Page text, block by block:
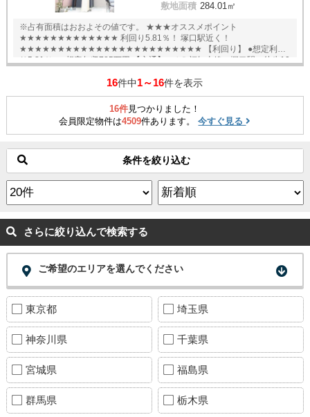
敷地面積 284.01㎡
※占有面積はおおよその値です。 ★★★オススメポイント
★★★★★★★★★★★★★ 利回り5.81％！ 塚口駅近く！
★★★★★★★★★★★★★★★★★★★★★★★★ 【利回り】 ●想定利回
り5.81％ ●想定年収785万円 【交通】 ●ＪＲ福知山線 塚口駅 徒歩10
16件中1～16件を表示
16件見つかりました！
会員限定物件は4509件あります。今すぐ見る
条件を絞り込む
さらに絞り込んで検索する
ご希望のエリアを選んでください
東京都 埼玉県
神奈川県 千葉県
宮城県 福島県
群馬県 栃木県